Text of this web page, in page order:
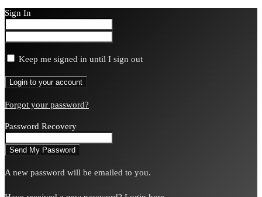
Sign In
Keep me signed in until I sign out
Forgot your password?
Password Recovery
A new password will be emailed to you.